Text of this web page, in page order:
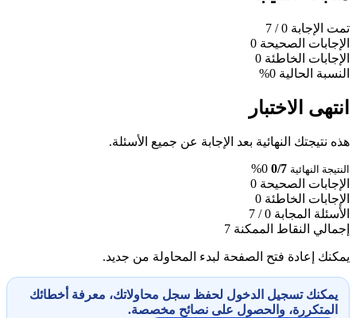
تمت الإجابة 0
/ 7
الإجابات الصحيحة 0
الإجابات الخاطئة 0
النسبة الحالية 0%
انتهى الاختبار
هذه نتيجتك النهائية بعد الإجابة عن جميع الأسئلة.
النتيجة النهائية 0/7
0%
الإجابات الصحيحة 0
الإجابات الخاطئة 0
الأسئلة المجابة 0 / 7
إجمالي النقاط الممكنة 7
يمكنك إعادة فتح الصفحة لبدء المحاولة من جديد.
يمكنك تسجيل الدخول لحفظ سجل محاولاتك، معرفة أخطائك
المتكررة، والحصول على نصائح مخصصة.